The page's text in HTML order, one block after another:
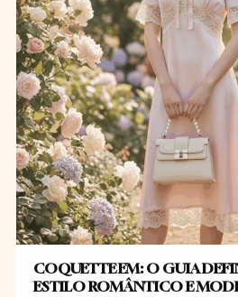
COQUETTE EM: O GUIA
ESTILO ROMÂNTICO E